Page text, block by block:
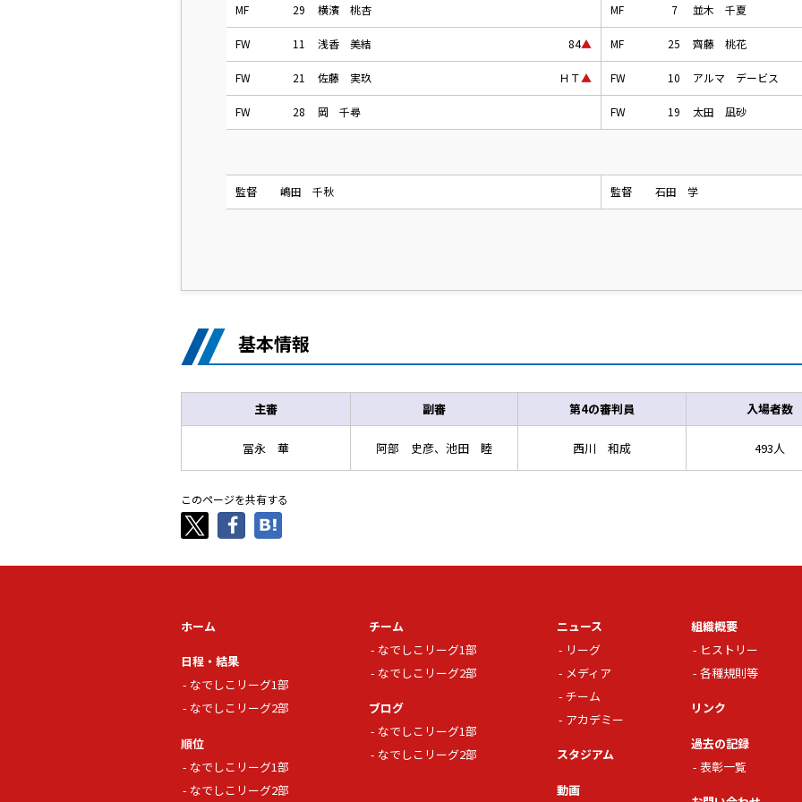
MF 29 横濱 桃杏
FW 11 浅香 美結 84▲
FW 21 佐藤 実玖 ＨＴ▲
FW 28 岡 千尋
監督 嶋田 千秋
MF 7 並木 千夏
MF 25 齊藤 桃花
FW 10 アルマ デービス
FW 19 太田 凪砂
監督 石田 学
基本情報
主審
冨永 華
副審
阿部 史彦、池田 睦
第4の審判員
西川 和成
入場者数
493人
このページを共有する
ホーム
日程・結果
なでしこリーグ1部
なでしこリーグ2部
順位
なでしこリーグ1部
なでしこリーグ2部
チーム
なでしこリーグ1部
なでしこリーグ2部
ブログ
なでしこリーグ1部
なでしこリーグ2部
ニュース
リーグ
メディア
チーム
アカデミー
スタジアム
動画
組織概要
ヒストリー
各種規則等
リンク
過去の記録
表彰一覧